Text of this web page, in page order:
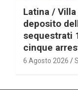
Latina /
deposito
sequestrati
cinque
6 Agosto 2026